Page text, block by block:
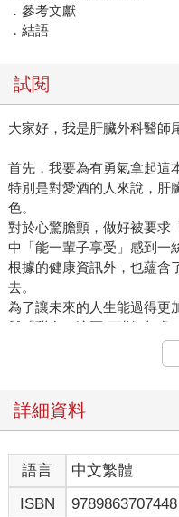
．參考文獻
．結語
試閱
大家好，我是肝臟外科醫師
首先，我要為有勇氣拿起這
特別是對愛酒的人來說，肝
色。
對於心驚膽顫，做好被要求
中「能一輩子享受」感到一
根據的健康資訊外，也蘊含
去。
為了讓未來的人生能過得更
與「甜食」這兩項嗜好相處
炎炎夏日中的生啤酒，會
忘卻一天的壓力。
第二點，是令人難以抗拒。
難以抗拒特定事物的狀態
詳細資料
語言 中文繁體
ISBN
9789863707448